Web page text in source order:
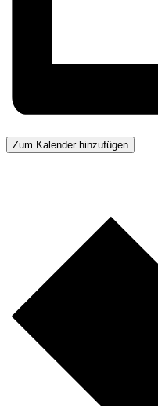
Zum Kalender hinzufügen